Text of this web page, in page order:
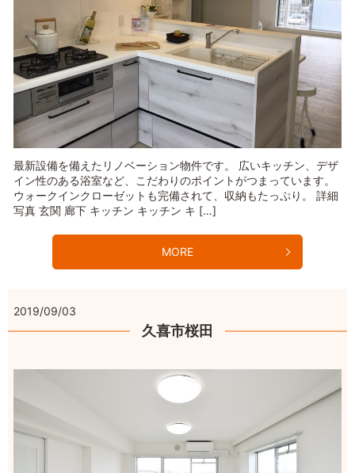
最新設備を備えたリノベーション物件です。 広いキッチン、デザ
イン性のある浴室など、こだわりのポイントがつまっています。
ウォークインクローゼットも完備されて、収納もたっぷり。 詳細
写真 玄関 廊下 キッチン キッチン キ […]
MORE
2019/09/03
久喜市桜田